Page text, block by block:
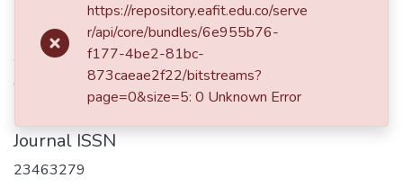
2017-01-02
Authors
Ocampo, C.
Journal ISSN
23463279
https://repository.eafit.edu.co/serve
r/api/core/bundles/6e955b76-
f177-4be2-81bc-
873caeae2f22/bitstreams?
page=0&size=5: 0 Unknown Error